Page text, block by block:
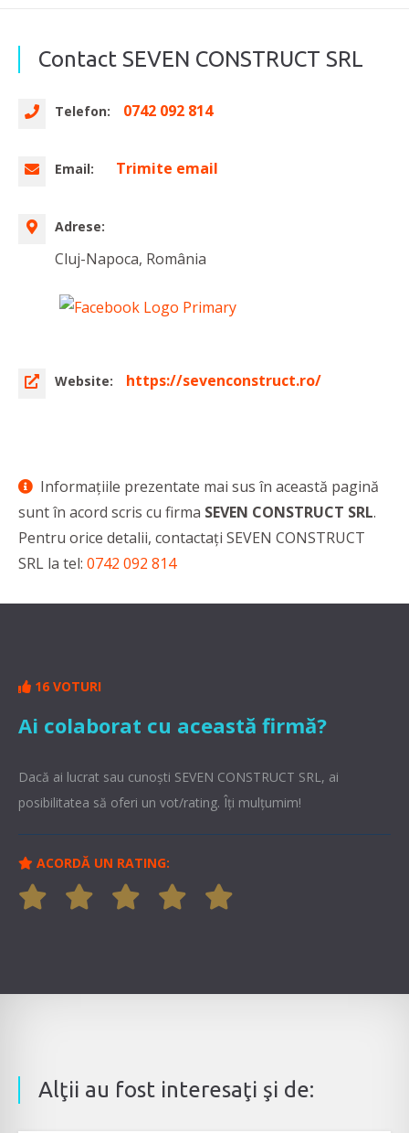
Contact SEVEN CONSTRUCT SRL
Telefon: 0742 092 814
Email: Trimite email
Adrese:
Cluj-Napoca, România
Website: https://sevenconstruct.ro/
Informaţiile prezentate mai sus în această pagină
sunt în acord scris cu firma SEVEN CONSTRUCT SRL.
Pentru orice detalii, contactaţi SEVEN CONSTRUCT
SRL la tel: 0742 092 814
16 VOTURI
Ai colaborat cu această firmă?
Dacă ai lucrat sau cunoşti SEVEN CONSTRUCT SRL, ai
posibilitatea să oferi un vot/rating. Îți mulțumim!
ACORDĂ UN RATING:
Alţii au fost interesaţi şi de: